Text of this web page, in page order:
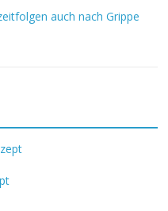
auch nach Grippe